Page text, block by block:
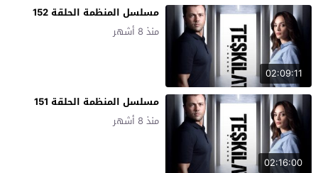
02:09:11
مسلسل المنظمة الحلقة 152
منذ 8 أشهر
02:16:00
مسلسل المنظمة الحلقة 151
منذ 8 أشهر